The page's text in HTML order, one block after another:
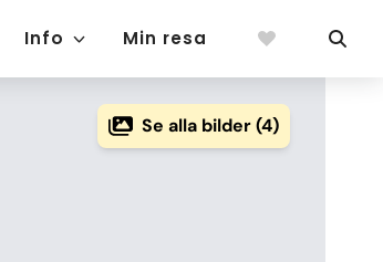
Info Min resa
Se alla bilder (4)